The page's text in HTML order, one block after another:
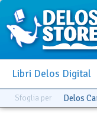
Libri Delos Digital
Sfoglia per Delos